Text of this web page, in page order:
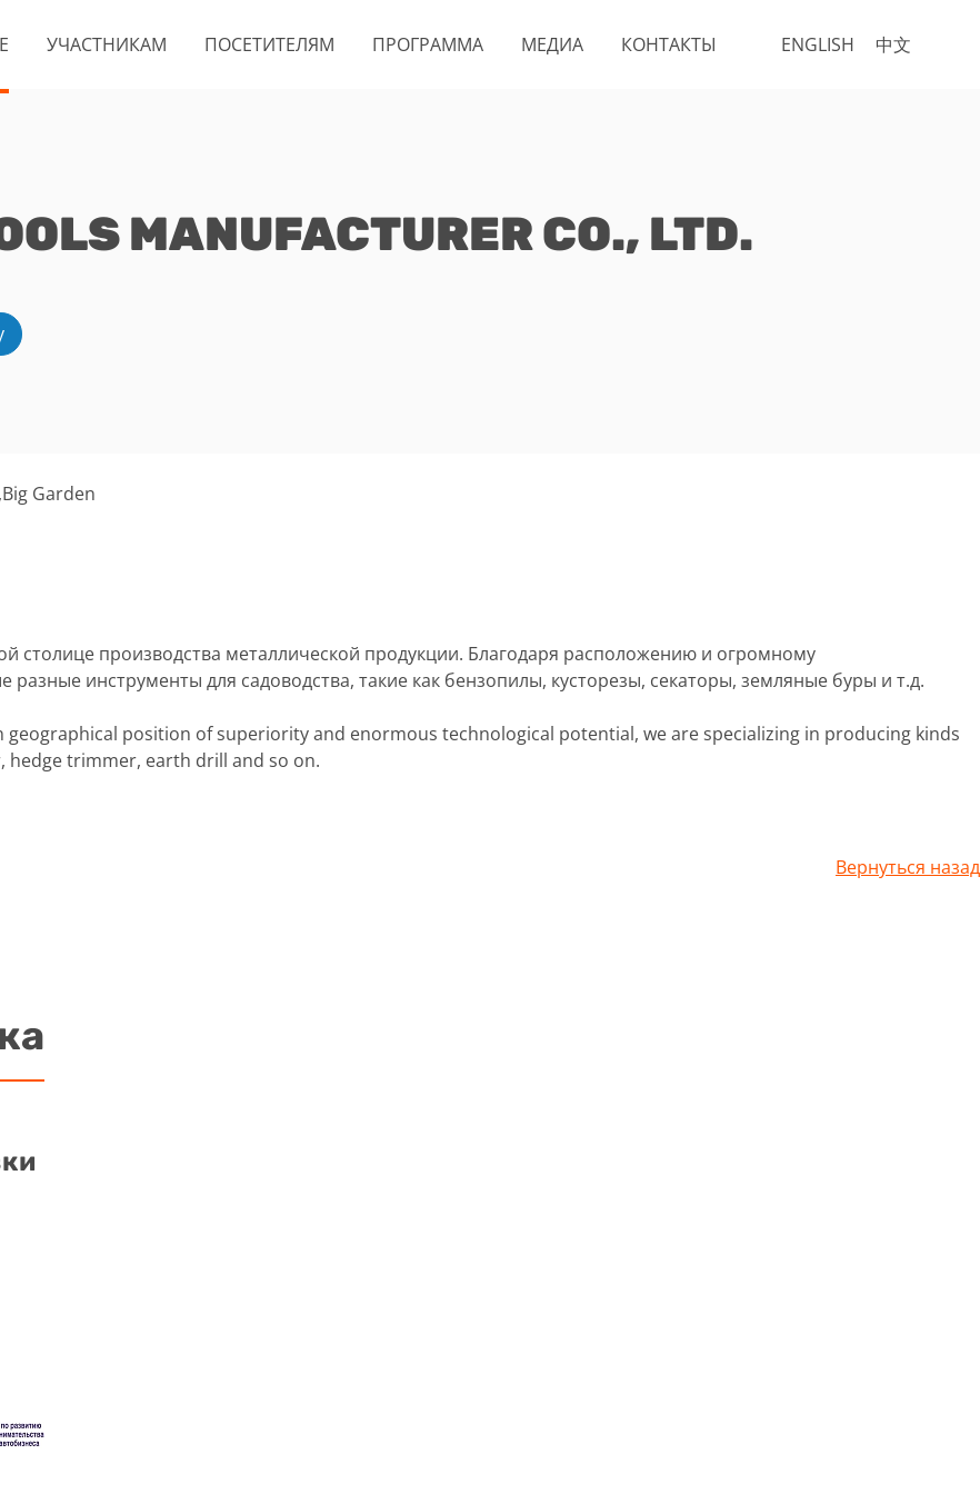
ENGLISH 中文
УЧАСТНИКАМ ПОСЕТИТЕЛЯМ ПРОГРАММА МЕДИА КОНТАКТЫ
MANUFACTURER CO., LTD.
Garden
столице производства металлической продукции. Благодаря расположению и огромному
инструменты для садоводства, такие как бензопилы, кусторезы, секаторы, земляные буры и т.д.
geographical position of superiority and enormous technological potential, we are specializing in producing kinds
hedge trimmer, earth drill and so on.
Вернуться назад